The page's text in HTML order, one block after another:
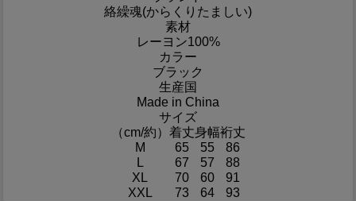
絡繰魂(からくりたましい)
素材
レーヨン100%
カラー
ブラック
生産国
Made in China
サイズ
（cm/約） 着丈身幅裄丈
M
65 55
86
L
67 57
88
XL
70 60
91
XXL
73 64 93